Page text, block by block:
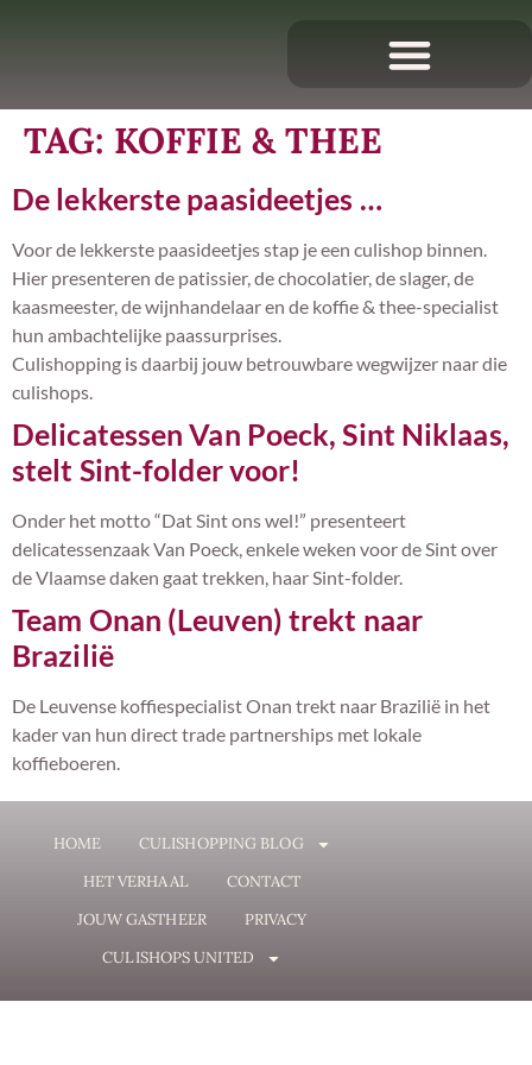
TAG: KOFFIE & THEE
De lekkerste paasideetjes …
Voor de lekkerste paasideetjes stap je een culishop binnen.
Hier presenteren de patissier, de chocolatier, de slager, de
kaasmeester, de wijnhandelaar en de koffie & thee-specialist
hun ambachtelijke paassurprises.
Culishopping is daarbij jouw betrouwbare wegwijzer naar die
culishops.
Delicatessen Van Poeck, Sint Niklaas,
stelt Sint-folder voor!
Onder het motto “Dat Sint ons wel!” presenteert
delicatessenzaak Van Poeck, enkele weken voor de Sint over
de Vlaamse daken gaat trekken, haar Sint-folder.
Team Onan (Leuven) trekt naar
Brazilië
De Leuvense koffiespecialist Onan trekt naar Brazilië in het
kader van hun direct trade partnerships met lokale
koffieboeren.
HOME
CULISHOPPING BLOG
HET VERHAAL
CONTACT
JOUW GASTHEER
PRIVACY
CULISHOPS UNITED